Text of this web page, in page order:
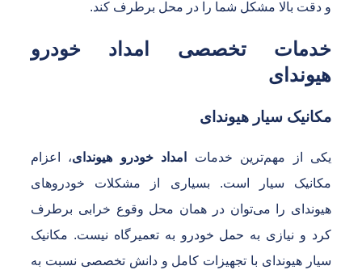
دقت بالا مشکل شما را در محل برطرف کند.
تخصصی امداد خودرو
سیار هیوندای
از مهم‌ترین خدماتامداد خودرو هیوندای، اعزام
سیار است. بسیاری از مشکلات خودروهای
را می‌توان در همان محل وقوع خرابی برطرف
و نیازی به حمل خودرو به تعمیرگاه نیست. مکانیک
هیوندای با تجهیزات کامل و دانش تخصصی نسبت به